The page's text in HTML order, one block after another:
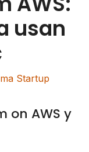
usan
Startup
on AWS y